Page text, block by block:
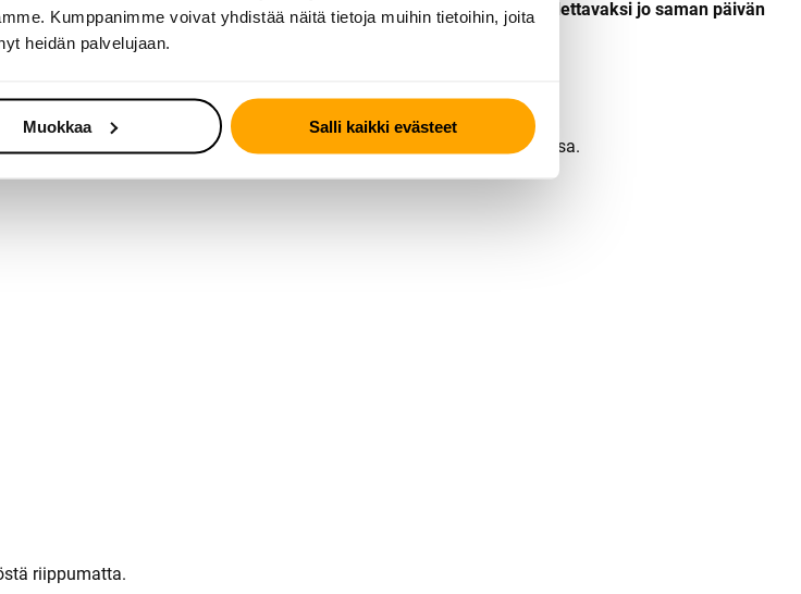
Kumppanimme voivat yhdistää näitä tietoja muihin tietoihin, joita
heidän palvelujaan.
Muokkaa Salli kaikki evästeet
alueen monipuolisia palveluita odottaessasi.Autosi on valmis noudettavaksi jo saman päivän
esimerkiksi turvatyynyjen oikeaan toimintaan törmäystilanteessa.
riippumatta.